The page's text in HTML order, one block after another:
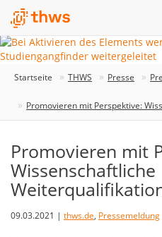
Startseite THWS Presse
Promovieren mit Perspektive:
Promovieren mit
Wissenschaftliche
09.03.2021 | thws.de, Pressemeldung